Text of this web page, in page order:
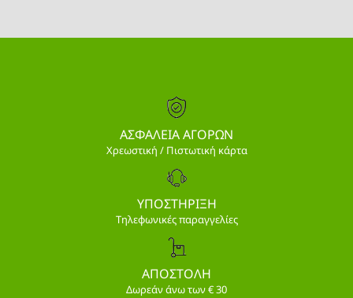
ΑΣΦΑΛΕΙΑ ΑΓΟΡΩΝ
Χρεωστική / Πιστωτική κάρτα
ΥΠΟΣΤΗΡΙΞΗ
Τηλεφωνικές παραγγελίες
ΑΠΟΣΤΟΛΗ
Δωρεάν άνω των € 30